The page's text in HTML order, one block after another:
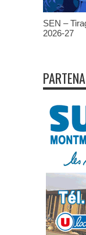
SEN –
2026-27